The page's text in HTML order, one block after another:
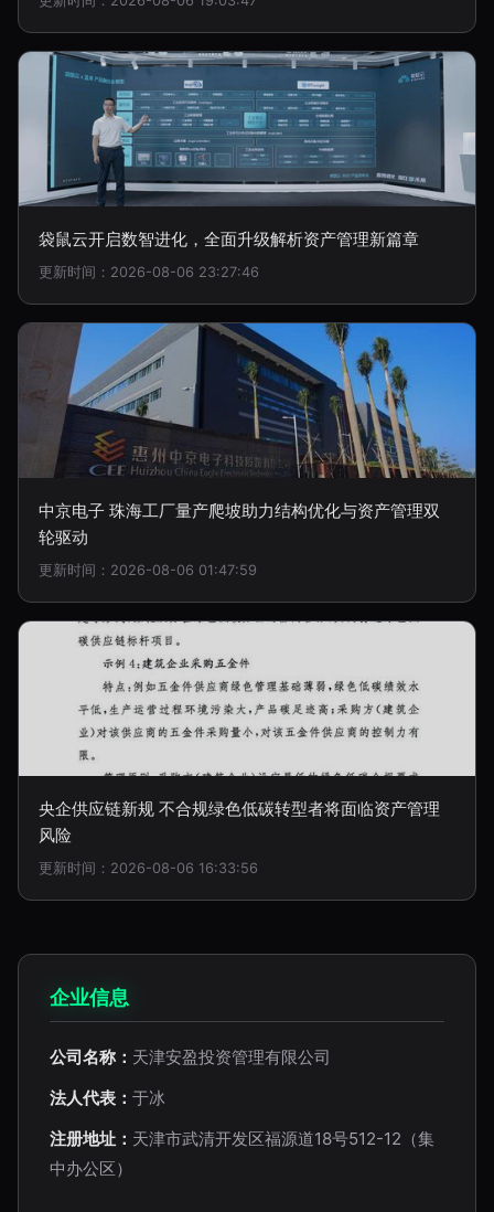
袋鼠云开启数智进化，全面升级解析资产管理新篇章
更新时间：2026-08-06 23:27:46
中京电子 珠海工厂量产爬坡助力结构优化与资产管理双
轮驱动
更新时间：2026-08-06 01:47:59
央企供应链新规 不合规绿色低碳转型者将面临资产管理
风险
更新时间：2026-08-06 16:33:56
企业信息
公司名称： 天津安盈投资管理有限公司
法人代表： 于冰
注册地址： 天津市武清开发区福源道18号512-12（集
中办公区）